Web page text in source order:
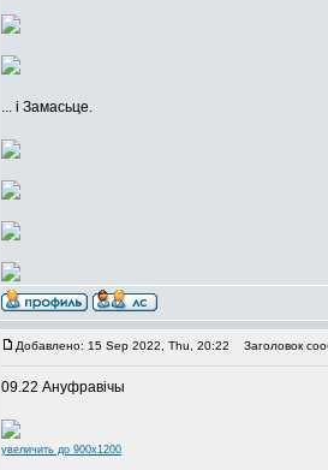
... і Замасьце.
Добавлено: 15 Sep 2022, Thu, 20:22 Заголовок
09.22 Ануфравічы
увеличить до 900x1200